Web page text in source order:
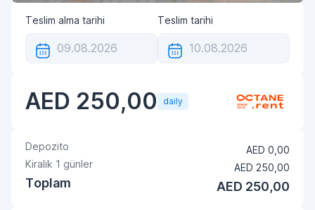
Teslim alma tarihi Teslim tarihi
AED 250,00 daily
Depozito
AED 0,00
Kiralık 1 günler AED 250,00
Toplam AED 250,00